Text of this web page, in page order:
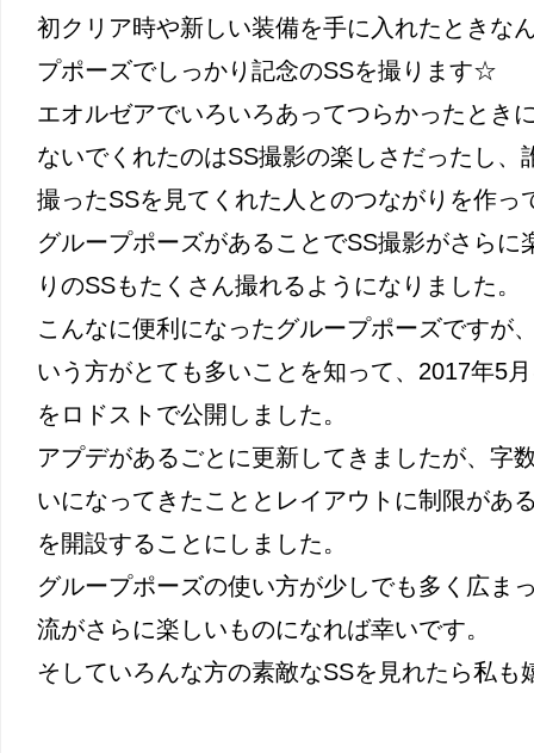
初クリア時や新しい装備を手に入れたときな
プポーズでしっかり記念のSSを撮ります☆
エオルゼアでいろいろあってつらかったとき
ないでくれたのはSS撮影の楽しさだったし、
撮ったSSを見てくれた人とのつながりを作っ
グループポーズがあることでSS撮影がさらに
りのSSもたくさん撮れるようになりました。
こんなに便利になったグループポーズですが
いう方がとても多いことを知って、2017年5
をロドストで公開しました。
アプデがあるごとに更新してきましたが、字
いになってきたこととレイアウトに制限があ
を開設することにしました。
グループポーズの使い方が少しでも多く広ま
流がさらに楽しいものになれば幸いです。
そしていろんな方の素敵なSSを見れたら私も